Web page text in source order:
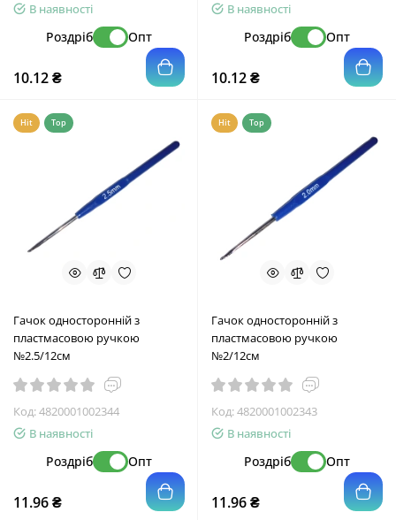
В наявності
Роздріб Опт
10.12 ₴
В наявності
Роздріб Опт
10.12 ₴
Hit Top
Гачок односторонній з
пластмасовою ручкою
№2.5/12см
Код:4820001002344
В наявності
Роздріб Опт
11.96 ₴
Hit Top
Гачок односторонній з
пластмасовою ручкою
№2/12см
Код:4820001002343
В наявності
Роздріб Опт
11.96 ₴